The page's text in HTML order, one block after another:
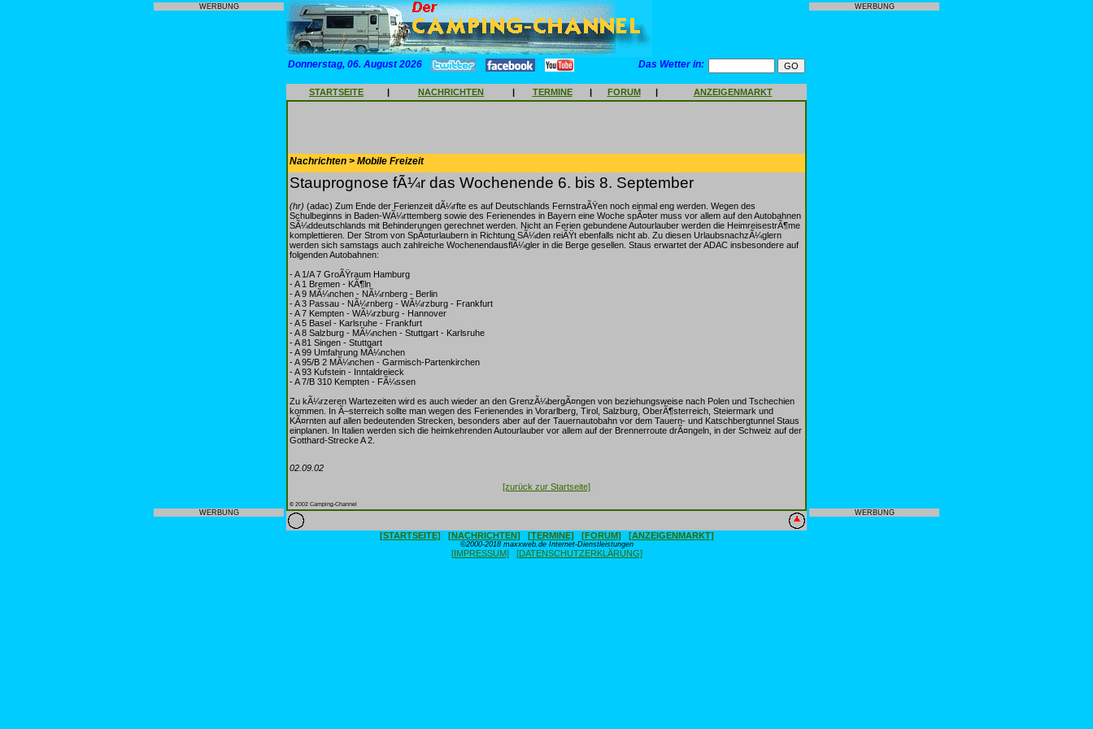
WERBUNG
WERBUNG
Donnerstag, 06. August 2026 Das Wetter in:
STARTSEITE | NACHRICHTEN | TERMINE | FORUM | ANZEIGENMARKT
Nachrichten > Mobile Freizeit
Stauprognose fÃ¼r das Wochenende 6. bis 8. September
(hr) (adac) Zum Ende der Ferienzeit dÃ¼rfte es auf Deutschlands FernstraÃŸen noch einmal eng werden. Wegen des
Schulbeginns in Baden-WÃ¼rttemberg sowie des Ferienendes in Bayern eine Woche spÃ¤ter muss vor allem auf den Autobahnen
SÃ¼ddeutschlands mit Behinderungen gerechnet werden. Nicht an Ferien gebundene Autourlauber werden die HeimreisestrÃ¶me
komplettieren. Der Strom von SpÃ¤turlaubern in Richtung SÃ¼den reiÃŸt ebenfalls nicht ab. Zu diesen UrlaubsnachzÃ¼glern
werden sich samstags auch zahlreiche WochenendausflÃ¼gler in die Berge gesellen. Staus erwartet der ADAC insbesondere auf
folgenden Autobahnen:
- A 1/A 7 GroÃŸraum Hamburg
- A 1 Bremen - KÃ¶ln
- A 9 MÃ¼nchen - NÃ¼rnberg - Berlin
- A 3 Passau - NÃ¼rnberg - WÃ¼rzburg - Frankfurt
- A 7 Kempten - WÃ¼rzburg - Hannover
- A 5 Basel - Karlsruhe - Frankfurt
- A 8 Salzburg - MÃ¼nchen - Stuttgart - Karlsruhe
- A 81 Singen - Stuttgart
- A 99 Umfahrung MÃ¼nchen
- A 95/B 2 MÃ¼nchen - Garmisch-Partenkirchen
- A 93 Kufstein - Inntaldreieck
- A 7/B 310 Kempten - FÃ¼ssen
Zu kÃ¼rzeren Wartezeiten wird es auch wieder an den GrenzÃ¼bergÃ¤ngen von beziehungsweise nach Polen und Tschechien
kommen. In Ã–sterreich sollte man wegen des Ferienendes in Vorarlberg, Tirol, Salzburg, OberÃ¶sterreich, Steiermark und
KÃ¤rnten auf allen bedeutenden Strecken, besonders aber auf der Tauernautobahn vor dem Tauern- und Katschbergtunnel Staus
einplanen. In Italien werden sich die heimkehrenden Autourlauber vor allem auf der Brennerroute drÃ¤ngeln, in der Schweiz auf der
Gotthard-Strecke A 2.
02.09.02
[zurück zur Startseite]
© 2002 Camping-Channel
[STARTSEITE] [NACHRICHTEN] [TERMINE] [FORUM] [ANZEIGENMARKT]
©2000-2018 maxxweb.de Internet-Dienstleistungen
[IMPRESSUM] [DATENSCHUTZERKLÄRUNG]
WERBUNG
WERBUNG